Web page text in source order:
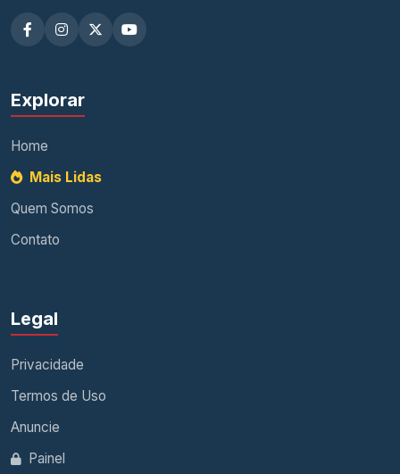
Explorar
Home
Mais Lidas
Quem Somos
Contato
Legal
Privacidade
Termos de Uso
Anuncie
Painel